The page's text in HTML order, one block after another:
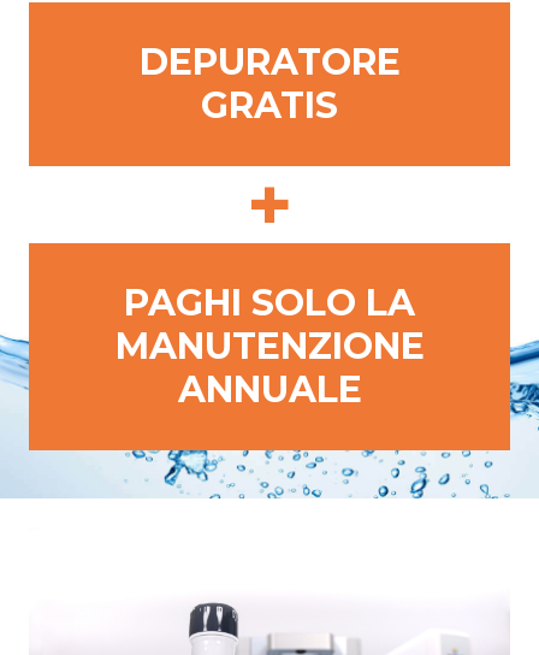
DEPURATORE
GRATIS
+
PAGHI SOLO LA
MANUTENZIONE
ANNUALE